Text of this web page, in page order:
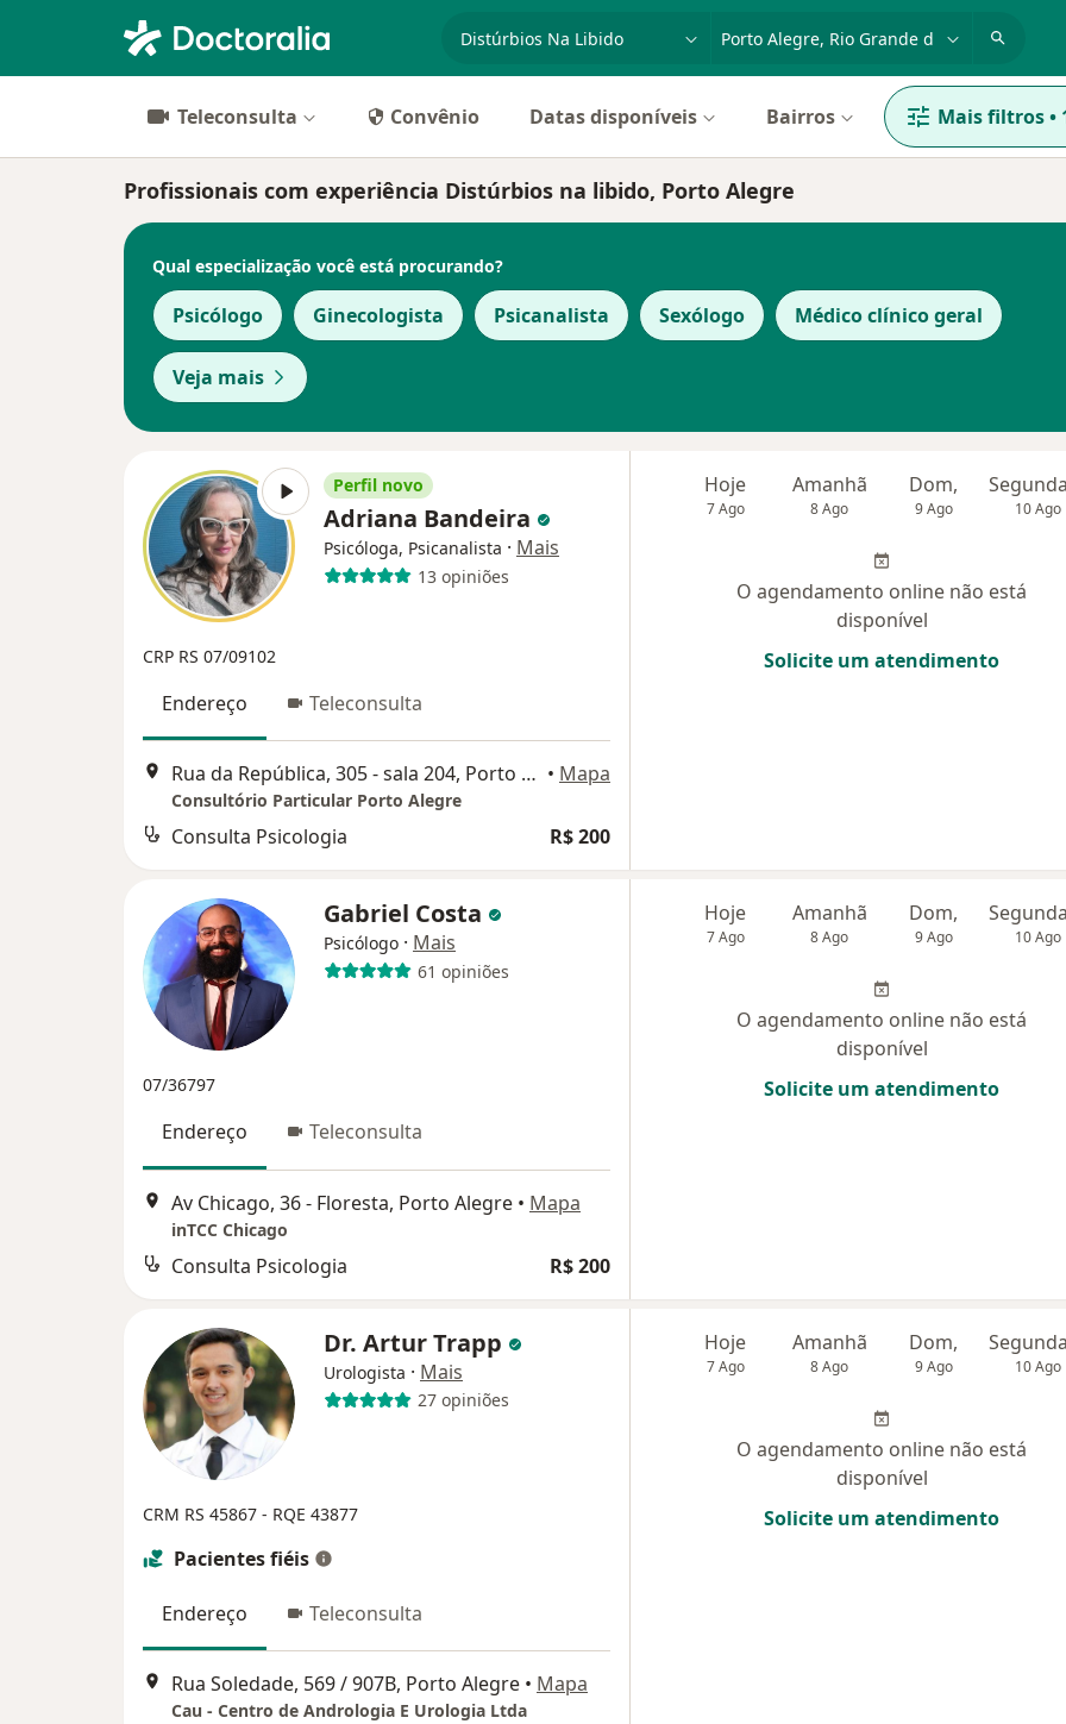
especialidade, doença ou nome
Teleconsulta Convênio Datas disponíveis Bairros Mais filtros•
Profissionais com experiência Distúrbios na libido, Porto Alegre
Qual especialização você está procurando?
Psicólogo Ginecologista Psicanalista Sexólogo Médico clínico geral
Veja mais
Perfil novo
Adriana Bandeira
Psicóloga, Psicanalista · Mais
13 opiniões
CRP RS 07/09102
Endereço Teleconsulta
Rua da República, 305 - sala 204, Porto Alegre • Mapa
Consultório Particular Porto Alegre
Consulta Psicologia R$ 200
Hoje
7 Ago
Amanhã
8 Ago
Dom,
9 Ago 10 Ago
O agendamento online não está
disponível
Solicite um atendimento
Gabriel Costa
Psicólogo · Mais
61 opiniões
07/36797
Endereço Teleconsulta
Av Chicago, 36 - Floresta, Porto Alegre • Mapa
inTCC Chicago
Consulta Psicologia R$ 200
Hoje
7 Ago
Amanhã
8 Ago
Dom,
9 Ago 10 Ago
O agendamento online não está
disponível
Solicite um atendimento
Dr. Artur Trapp
Urologista · Mais
27 opiniões
CRM RS 45867 - RQE 43877
Pacientes fiéis
Endereço Teleconsulta
Rua Soledade, 569 / 907B, Porto Alegre • Mapa
Cau - Centro de Andrologia E Urologia Ltda
Hoje
7 Ago
Amanhã
8 Ago
Dom,
9 Ago 10 Ago
O agendamento online não está
disponível
Solicite um atendimento